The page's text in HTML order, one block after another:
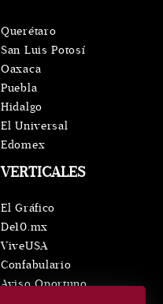
VERTICALES
El Gráfico
De10.mx
ViveUSA
Confabulario
Aviso Oportuno
Querétaro
San Luis Potosí
Oaxaca
Puebla
Hidalgo
El Universal
Edomex